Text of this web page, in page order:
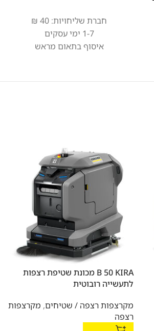
חברת שליחויות: 40 ₪
1-7 ימי עסקים
איסוף בתאום מראש
B 50 KIRA מכונת שטיפת רצפות
לתעשייה רובוטית
מקרצפות רצפה / שטיחים, מקרצפות
רצפה